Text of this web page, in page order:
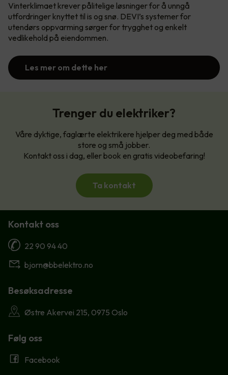
Vinterklimaet krever pålitelige løsninger for å unngå
utfordringer knyttet til is og snø. DEVI’s systemer for
utendørs oppvarming sørger for trygghet og enkelt
vedlikehold på eiendommen.
Les mer om dette her
Trenger du elektriker?
Våre dyktige, faglærte elektrikere hjelper deg med både
store og små jobber.
Kontakt oss i dag, eller book en gratis videobefaring!
Ta kontakt
Kontakt oss
22 90 94 40
bjorn@bbelektro.no
Besøksadresse
Østre Akervei 215, 0975 Oslo
Følg oss
Facebook